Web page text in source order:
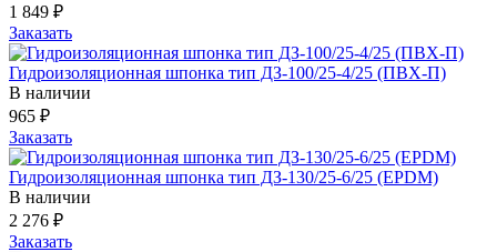
1 849 ₽
Заказать
Гидроизоляционная шпонка тип ДЗ-100/25-4/25 (ПВХ-П)
В наличии
965 ₽
Заказать
Гидроизоляционная шпонка тип ДЗ-130/25-6/25 (EPDM)
В наличии
2 276 ₽
Заказать